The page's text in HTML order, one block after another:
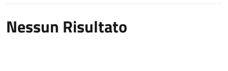
Nessun Risultato